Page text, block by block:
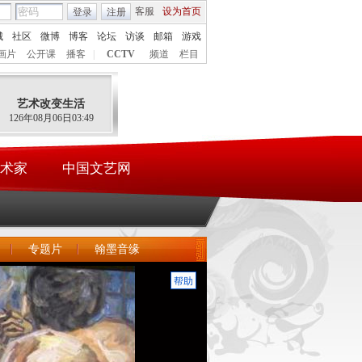
客服 设为首页
登录 注册
社区 微博 博客 论坛 访谈 邮箱
游戏
片
公开课 播客 CCTV 频道 栏目
艺术改变生活
126年08月06日03:49
家 中国文艺网
专题片 翰墨音缘
帮助